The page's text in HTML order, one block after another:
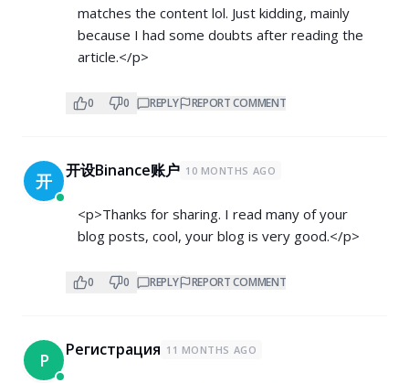
matches the content lol. Just kidding, mainly
because I had some doubts after reading the
article.</p>
0 0 REPLY REPORT COMMENT
开 开设Binance账户 10 MONTHS AGO
<p>Thanks for sharing. I read many of your
blog posts, cool, your blog is very good.</p>
0 0 REPLY REPORT COMMENT
Р Регистрация 11 MONTHS AGO